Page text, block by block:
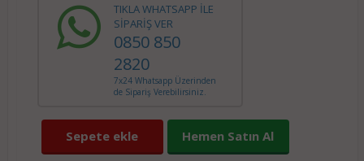
TIKLA WHATSAPP İLE
SİPARİŞ VER
0850 850
2820
7x24 Whatsapp Üzerinden
de Sipariş Verebilirsiniz.
Sepete ekle Hemen Satın Al